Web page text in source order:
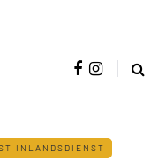
INLANDSDIENST